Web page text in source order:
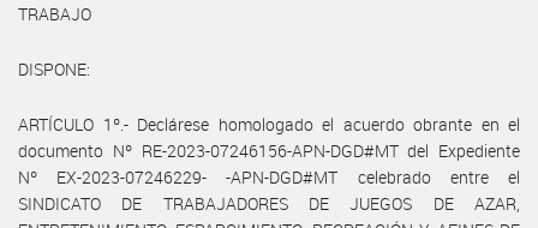
TRABAJO
DISPONE:
ARTÍCULO 1º.- Declárese homologado el acuerdo obrante en el
documento Nº RE-2023-07246156-APN-DGD#MT del Expediente
Nº EX-2023-07246229- -APN-DGD#MT celebrado entre el
SINDICATO DE TRABAJADORES DE JUEGOS DE AZAR,